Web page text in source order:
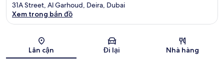
Bản đồ
31A Street, Al Garhoud, Deira, Dubai
Xem trong bản đồ
Lân cận Đi lại Nhà hàng